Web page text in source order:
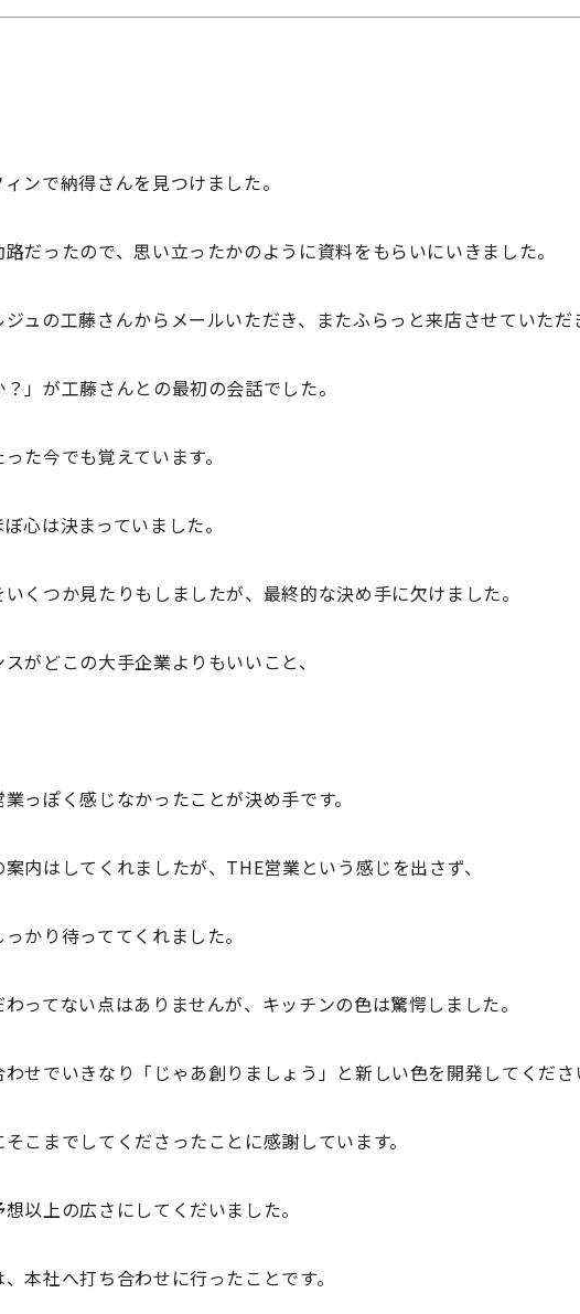
ンで納得さんを見つけました。
だったので、思い立ったかのように資料をもらいにいきました。
ュの工藤さんからメールいただき、またふらっと来店させていただ
？」が工藤さんとの最初の会話でした。
た今でも覚えています。
心は決まっていました。
くつか見たりもしましたが、最終的な決め手に欠けました。
がどこの大手企業よりもいいこと、
っぽく感じなかったことが決め手です。
内はしてくれましたが、 THE営業という感じを出さず、
かり待っててくれました。
ってない点はありませんが、キッチンの色は驚愕しました。
せでいきなり「じゃあ創りましょう」と新しい色を開発してくだ
こまでしてくださったことに感謝しています。
以上の広さにしてくだいました。
本社へ打ち合わせに行ったことです。